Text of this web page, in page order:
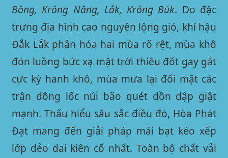
Bông, Krông Năng, Lắk, Krông Búk. Do đặc
trưng địa hình cao nguyên lộng gió, khí hậu
Đắk Lắk phân hóa hai mùa rõ rệt, mùa khô
đón luồng bức xạ mặt trời thiêu đốt gay gắt
cực kỳ hanh khô, mùa mưa lại đối mặt các
trận dông lốc núi bão quét dồn dập giật
mạnh. Thấu hiểu sâu sắc điều đó, Hòa Phát
Đạt mang đến giải pháp mái bạt kéo xếp
lớp dẻo dai kiên cố nhất. Toàn bộ chất vải